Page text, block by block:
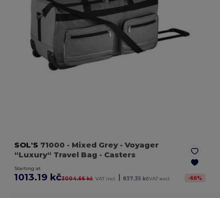
SOL'S 71000 - Mixed Grey- Voyager
“Luxury“ Travel Bag - Casters
Starting at
1013.19 kč3004.66 kč VAT incl. | 837.35 kčVAT excl. -66%